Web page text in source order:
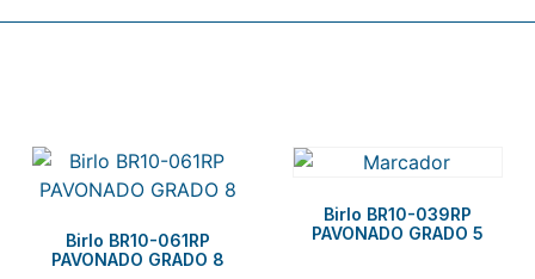
Birlo BR10-061RP
PAVONADO GRADO 8
Birlo BR10-039RP
PAVONADO GRADO 5